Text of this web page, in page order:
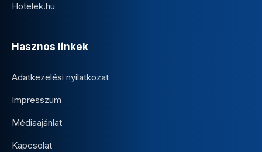
Hotelek.hu
Hasznos linkek
Adatkezelési nyilatkozat
Impresszum
Médiaajánlat
Kapcsolat